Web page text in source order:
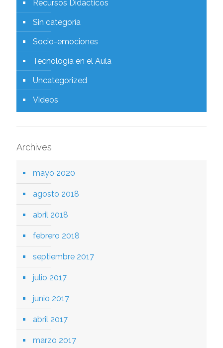
Recursos Didácticos
Sin categoría
Socio-emociones
Tecnología en el Aula
Uncategorized
Videos
Archives
mayo 2020
agosto 2018
abril 2018
febrero 2018
septiembre 2017
julio 2017
junio 2017
abril 2017
marzo 2017